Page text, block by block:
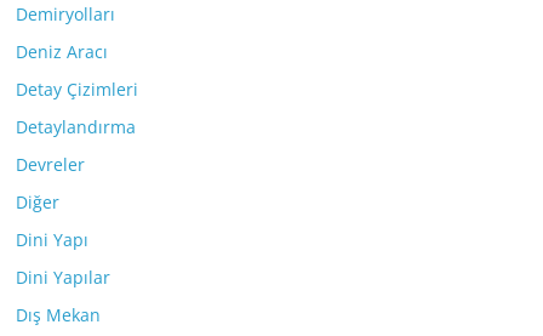
Demiryolları
Deniz Aracı
Detay Çizimleri
Detaylandırma
Devreler
Diğer
Dini Yapı
Dini Yapılar
Dış Mekan